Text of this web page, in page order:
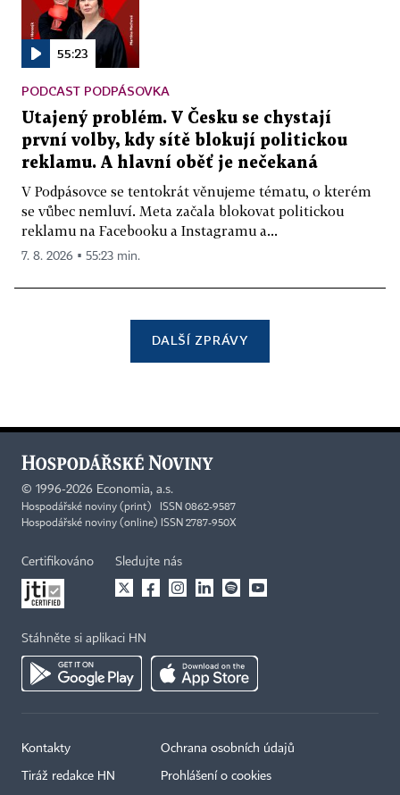
55:23
PODCAST PODPÁSOVKA
Utajený problém. V Česku se chystají
první volby, kdy sítě blokují politickou
reklamu. A hlavní oběť je nečekaná
V Podpásovce se tentokrát věnujeme tématu, o kterém
se vůbec nemluví. Meta začala blokovat politickou
reklamu na Facebooku a Instagramu a...
7. 8. 2026 ▪ 55:23 min.
DALŠÍ ZPRÁVY
© 1996-2026 Economia, a.s.
Hospodářské noviny (print) ISSN 0862-9587
Hospodářské noviny (online) ISSN 2787-950X
Certifikováno Sledujte nás
Stáhněte si aplikaci HN
Kontakty
Tiráž redakce HN
Ochrana osobních údajů
Prohlášení o cookies